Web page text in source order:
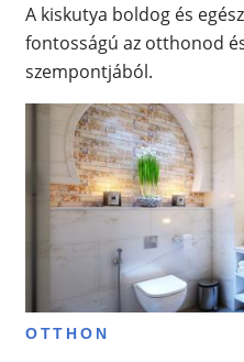
A kiskutya boldog és
fontosságú az otthonod
szempontjából.
OTTHON